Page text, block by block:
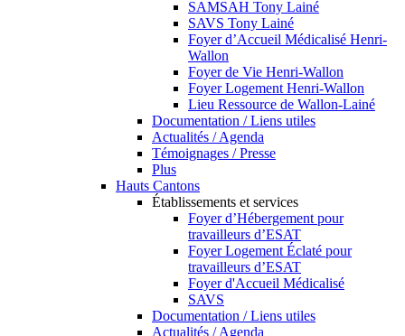
SAMSAH Tony Lainé
SAVS Tony Lainé
Foyer d’Accueil Médicalisé Henri-
Wallon
Foyer de Vie Henri-Wallon
Foyer Logement Henri-Wallon
Lieu Ressource de Wallon-Lainé
Documentation / Liens utiles
Actualités / Agenda
Témoignages / Presse
Plus
Hauts Cantons
Établissements et services
Foyer d’Hébergement pour
travailleurs d’ESAT
Foyer Logement Éclaté pour
travailleurs d’ESAT
Foyer d'Accueil Médicalisé
SAVS
Documentation / Liens utiles
Actualités / Agenda